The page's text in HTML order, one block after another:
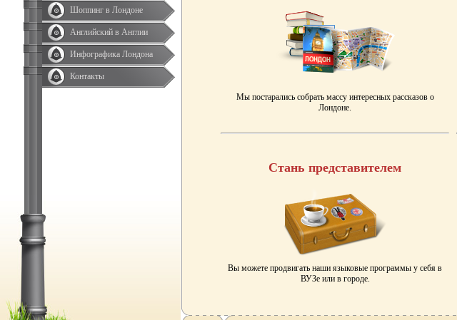
Шоппинг в Лондоне
Английский в Англии
Инфографика Лондона
Контакты
Мы постарались собрать массу интересных рассказов о
Лондоне.
Стань представителем
Вы можете продвигать наши языковые программы у себя в
ВУЗе или в городе.